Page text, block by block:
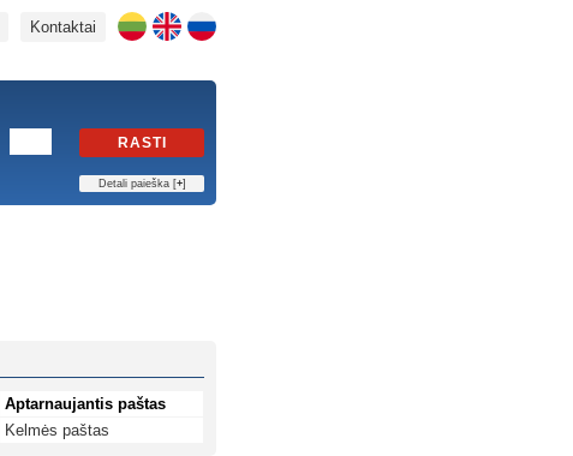
Kontaktai
RASTI
Detali paieška [+]
Aptarnaujantis paštas
Kelmės paštas